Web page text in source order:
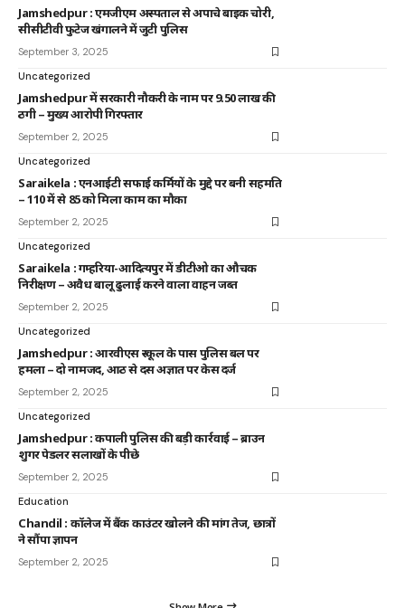
Jamshedpur : एमजीएम अस्पताल से अपाचे बाइक चोरी,
सीसीटीवी फुटेज खंगालने में जुटी पुलिस
September 3, 2025
Uncategorized
Jamshedpur में सरकारी नौकरी के नाम पर 9.50 लाख की
ठगी – मुख्य आरोपी गिरफ्तार
September 2, 2025
Uncategorized
Saraikela : एनआईटी सफाई कर्मियों के मुद्दे पर बनी सहमति
– 110 में से 85 को मिला काम का मौका
September 2, 2025
Uncategorized
Saraikela : गम्हरिया-आदित्यपुर में डीटीओ का औचक
निरीक्षण – अवैध बालू ढुलाई करने वाला वाहन जब्त
September 2, 2025
Uncategorized
Jamshedpur : आरवीएस स्कूल के पास पुलिस बल पर
हमला – दो नामजद, आठ से दस अज्ञात पर केस दर्ज
September 2, 2025
Uncategorized
Jamshedpur : कपाली पुलिस की बड़ी कार्रवाई – ब्राउन
शुगर पेडलर सलाखों के पीछे
September 2, 2025
Education
Chandil : कॉलेज में बैंक काउंटर खोलने की मांग तेज, छात्रों
ने सौंपा ज्ञापन
September 2, 2025